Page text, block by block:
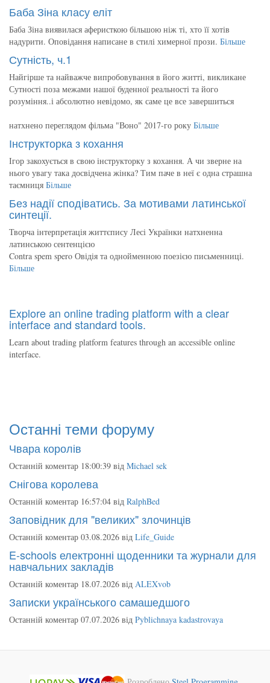
Баба Зіна класу еліт
Баба Зіна виявилася аферисткою більшою ніж ті, хто її хотів
надурити. Оповідання написане в стилі химерної прози. Більше
Сутність, ч.1
Найгірше та найважче випробовування в його житті, викликане
Сутності поза межами нашої буденної реальності та його
розуміння..і абсолютно невідомо, як саме це все завершиться
натхнено переглядом фільма "Воно" 2017-го року Більше
Інструкторка з кохання
Ігор закохується в свою інструкторку з кохання. А чи зверне на
нього увагу така досвідчена жінка? Тим паче в неї є одна страшна
таємниця Більше
Без надії сподіватись. За мотивами латинської
синтеції.
Творча інтерпретація життєпису Лесі Українки натхненна
латинською сентенцією
Contra spem spero Овідія та однойменною поезією письменниці.
Більше
Explore an online trading platform with a clear
interface and standard tools.
Learn about trading platform features through an accessible online
interface.
Останні теми форуму
Чвара королів
Останній коментар 18:00:39 від Michael sek
Снігова королева
Останній коментар 16:57:04 від RalphBed
Заповідник для "великих" злочинців
Останній коментар 03.08.2026 від Life_Guide
E-schools електронні щоденники та журнали для
навчальних закладів
Останній коментар 18.07.2026 від ALEXvob
Записки українського самашедшого
Останній коментар 07.07.2026 від Pyblichnaya kadastrovaya